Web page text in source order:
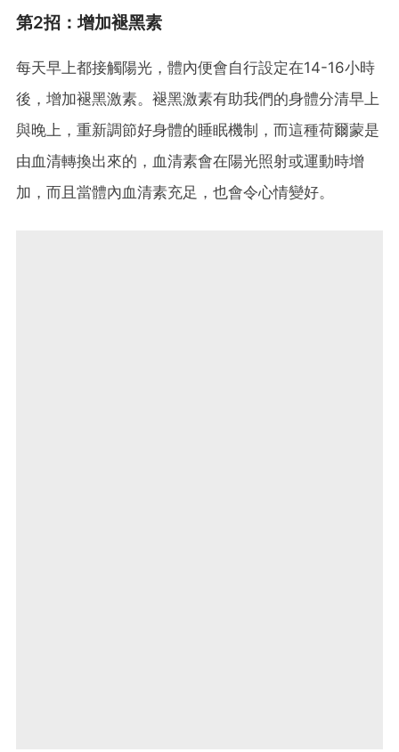
第2招：增加褪黑素
每天早上都接觸陽光，體內便會自行設定在14-16小時
後，增加褪黑激素。褪黑激素有助我們的身體分清早上
與晚上，重新調節好身體的睡眠機制，而這種荷爾蒙是
由血清轉換出來的，血清素會在陽光照射或運動時增
加，而且當體內血清素充足，也會令心情變好。